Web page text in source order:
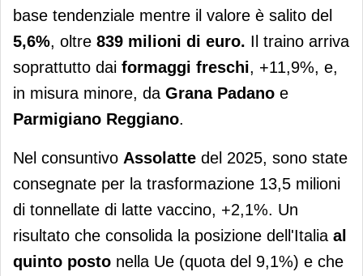
base tendenziale mentre il valore è salito del
5,6%, oltre 839 milioni di euro. Il traino arriva
soprattutto dai formaggi freschi, +11,9%, e,
in misura minore, da Grana Padano e
Parmigiano Reggiano.
Nel consuntivo Assolatte del 2025, sono state
consegnate per la trasformazione 13,5 milioni
di tonnellate di latte vaccino, +2,1%. Un
risultato che consolida la posizione dell'Italia al
quinto posto nella Ue (quota del 9,1%) e che